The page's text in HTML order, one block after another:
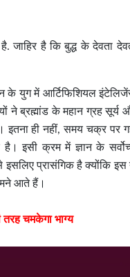
जाहिर है कि बुद्ध के देवता
के युग में आर्टिफिशियल
ने ब्रह्मांड के महान ग्रह सूर्य
इतना ही नहीं, समय चक्र पर
इसी क्रम में ज्ञान के
से इसलिए प्रासंगिक है क्योंकि
आते हैं।
चमकेगा भाग्य